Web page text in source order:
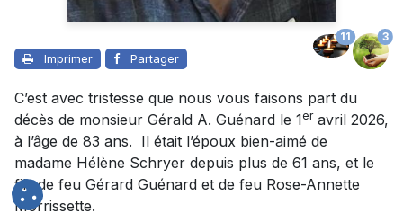
Imprimer Partager
11 3
C’est avec tristesse que nous vous faisons part du
décès de monsieur Gérald A. Guénard le 1eravril 2026,
à l’âge de 83 ans. Il était l’époux bien-aimé de
madame Hélène Schryer depuis plus de 61 ans, et le
fils de feu Gérard Guénard et de feu Rose-Annette
Morrissette.